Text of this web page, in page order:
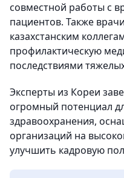
совместной работы с
пациентов. Также
казахстанским
профилактическую
последствиями
Эксперты из Кореи
огромный потенциал
здравоохранения,
организаций на
улучшить кадровую